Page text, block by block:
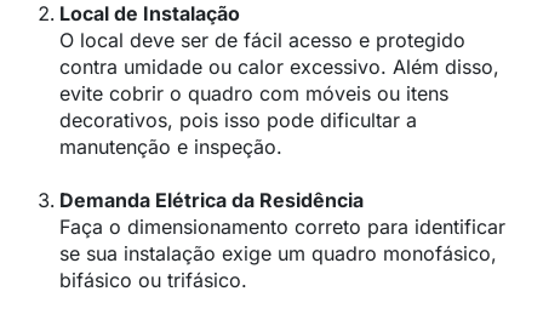
Local de Instalação
O local deve ser de fácil acesso e protegido
contra umidade ou calor excessivo. Além disso,
evite cobrir o quadro com móveis ou itens
decorativos, pois isso pode dificultar a
manutenção e inspeção.
Demanda Elétrica da Residência
Faça o dimensionamento correto para identificar
se sua instalação exige um quadro monofásico,
bifásico ou trifásico.